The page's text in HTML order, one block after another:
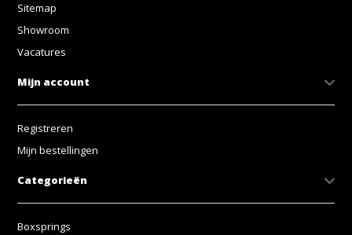
Sitemap
Showroom
Vacatures
Mijn account
Registreren
Mijn bestellingen
Categorieën
Boxsprings